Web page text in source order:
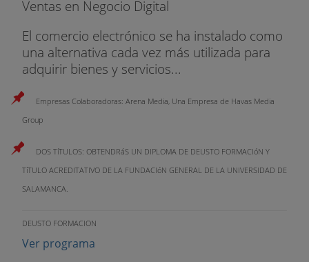
Ventas en Negocio Digital
El comercio electrónico se ha instalado como
una alternativa cada vez más utilizada para
adquirir bienes y servicios...
Empresas Colaboradoras: Arena Media, Una Empresa de Havas Media
Group
DOS TíTULOS: OBTENDRáS UN DIPLOMA DE DEUSTO FORMACIóN Y
TíTULO ACREDITATIVO DE LA FUNDACIóN GENERAL DE LA UNIVERSIDAD DE
SALAMANCA.
DEUSTO FORMACION
Ver programa